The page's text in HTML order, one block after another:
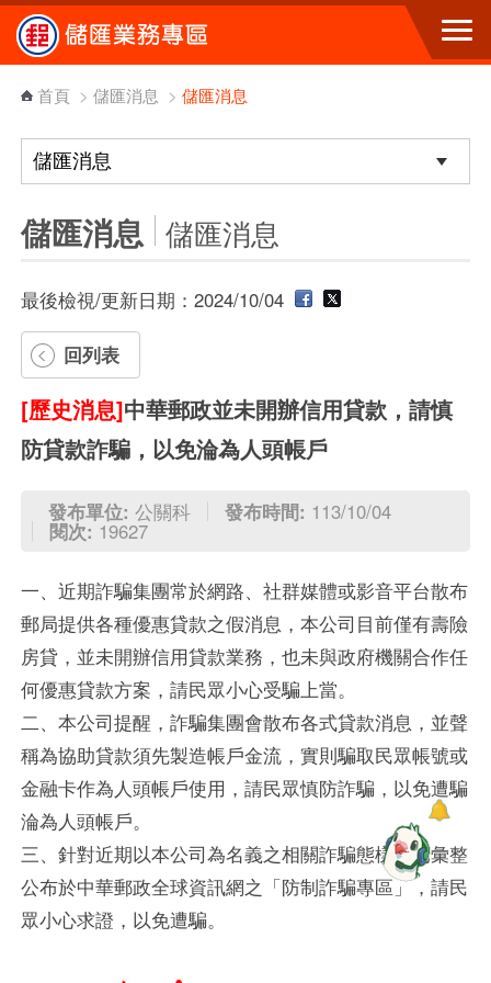
跳到主要內容區塊
首頁 > 儲匯消息 > 儲匯消息
儲匯消息 儲匯消息
最後檢視/更新日期：2024/10/04
回列表
[歷史消息]中華郵政並未開辦信用貸款，請慎
防貸款詐騙，以免淪為人頭帳戶
發布單位: 公關科 發布時間: 113/10/04
閱次: 19627
一、近期詐騙集團常於網路、社群媒體或影音平台散布
郵局提供各種優惠貸款之假消息，本公司目前僅有壽險
房貸，並未開辦信用貸款業務，也未與政府機關合作任
何優惠貸款方案，請民眾小心受騙上當。
二、本公司提醒，詐騙集團會散布各式貸款消息，並聲
稱為協助貸款須先製造帳戶金流，實則騙取民眾帳號或
金融卡作為人頭帳戶使用，請民眾慎防詐騙，以免遭騙
淪為人頭帳戶。
三、針對近期以本公司為名義之相關詐騙態樣，已彙整
公布於中華郵政全球資訊網之「防制詐騙專區」，請民
眾小心求證，以免遭騙。